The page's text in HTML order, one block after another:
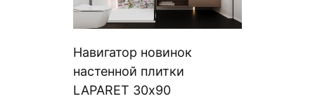
Навигатор новинок
настенной плитки
LAPARET 30х90